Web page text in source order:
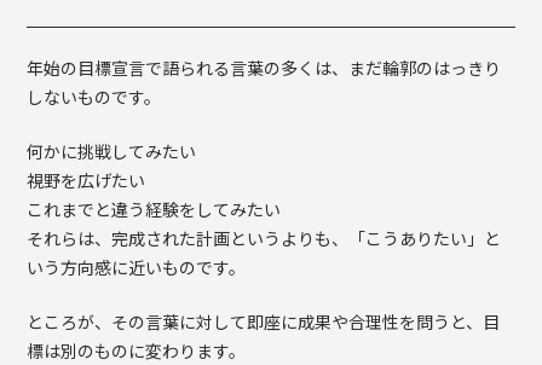
年始の目標宣言で語られる言葉の多くは、まだ輪郭のはっきり
しないものです。
何かに挑戦してみたい
視野を広げたい
これまでと違う経験をしてみたい
それらは、完成された計画というよりも、「こうありたい」と
いう方向感に近いものです。
ところが、その言葉に対して即座に成果や合理性を問うと、目
標は別のものに変わります。